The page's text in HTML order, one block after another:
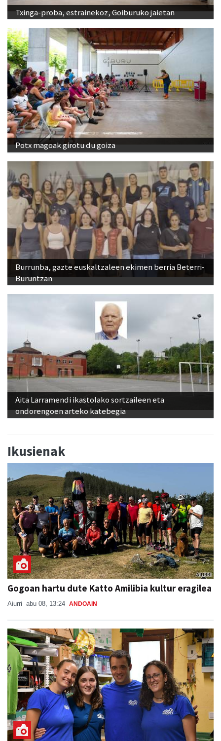
Txinga-proba, estrainekoz, Goiburuko jaietan
Potx magoak girotu du goiza
Burrunba, gazte euskaltzaleen ekimen berria Beterri-
Buruntzan
Aita Larramendi ikastolako sortzaileen eta
ondorengoen arteko katebegia
Ikusienak
Gogoan hartu dute Katto Amilibia kultur eragilea
Aiurri abu 08, 13:24 ANDOAIN